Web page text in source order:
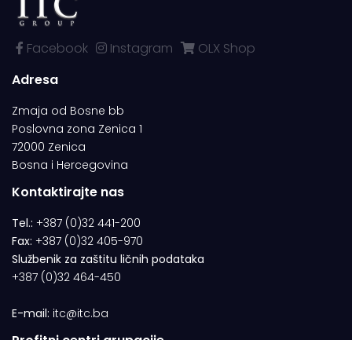
Facebook Instagram
OLX Shop
Adresa
Zmaja od Bosne bb
Poslovna zona Zenica 1
72000 Zenica
Bosna i Hercegovina
Kontaktirajte nas
Tel.: +387 (0)32 441-200
Fax: +387 (0)32 405-970
Službenik za zaštitu ličnih podataka
+387 (0)32 464-450
E-mail: itc@itc.ba